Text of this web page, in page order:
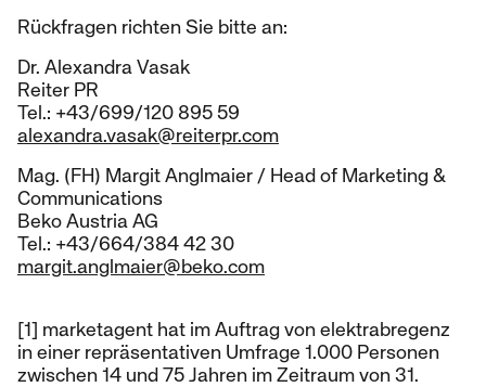
Rückfragen richten Sie bitte an:
Dr. Alexandra Vasak
Reiter PR
Tel.: +43/699/120 895 59
alexandra.vasak@reiterpr.com
Mag. (FH) Margit Anglmaier / Head of Marketing &
Communications
Beko Austria AG
Tel.: +43/664/384 42 30
margit.anglmaier@beko.com
[1] marketagent hat im Auftrag von elektrabregenz
in einer repräsentativen Umfrage 1.000 Personen
zwischen 14 und 75 Jahren im Zeitraum von 31.